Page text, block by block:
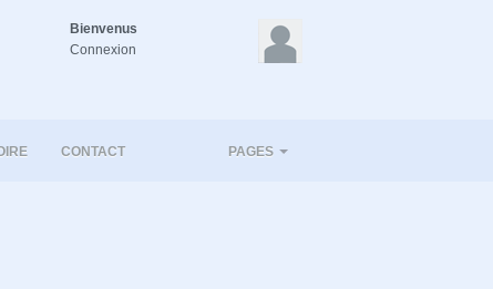
Bienvenus
Connexion
CONTACT PAGES